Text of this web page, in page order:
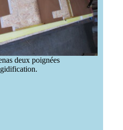
deux poignées